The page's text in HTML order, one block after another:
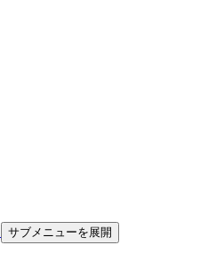
サブメニューを展開